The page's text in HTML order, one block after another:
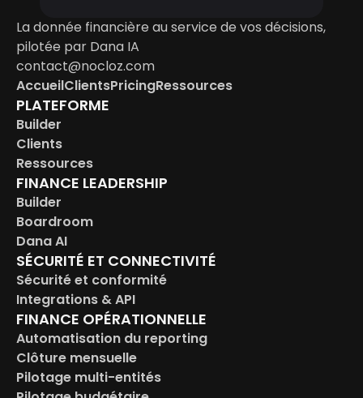
La donnée financière au service de vos décisions,
pilotée par Dana IA
contact@nocloz.com
AccueilClientsPricingRessources
PLATEFORME
Builder
Clients
Ressources
FINANCE LEADERSHIP
Builder
Boardroom
Dana AI
SÉCURITÉ ET CONNECTIVITÉ
Sécurité et conformité
Integrations & API
FINANCE OPÉRATIONNELLE
Automatisation du reporting
Clôture mensuelle
Pilotage multi-entités